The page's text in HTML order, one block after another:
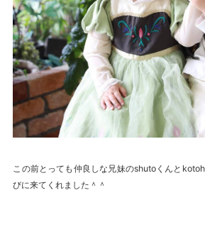
この前とっても仲良しな兄妹のshutoくんと
びに来てくれました＾＾